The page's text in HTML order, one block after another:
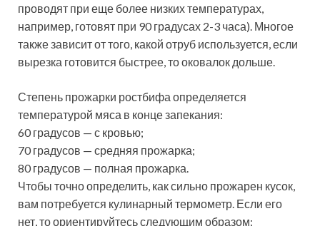
проводят при еще более низких температурах,
например, готовят при 90 градусах 2-3 часа). Многое
также зависит от того, какой отруб используется, если
вырезка готовится быстрее, то оковалок дольше.
Степень прожарки ростбифа определяется
температурой мяса в конце запекания:
60 градусов — с кровью;
70 градусов — средняя прожарка;
80 градусов — полная прожарка.
Чтобы точно определить, как сильно прожарен кусок,
вам потребуется кулинарный термометр. Если его
нет, то ориентируйтесь следующим образом: